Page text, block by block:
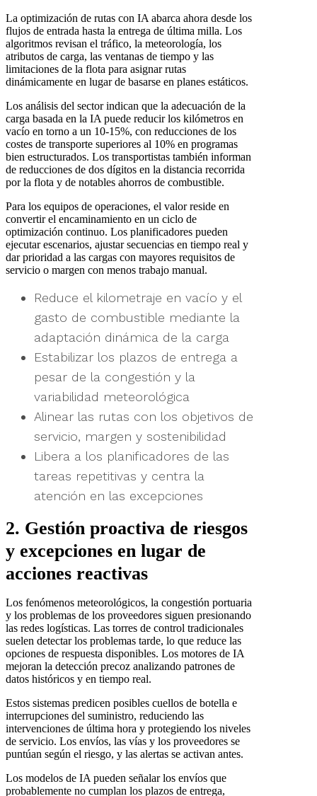
La optimización de rutas con IA abarca ahora desde los
flujos de entrada hasta la entrega de última milla. Los
algoritmos revisan el tráfico, la meteorología, los
atributos de carga, las ventanas de tiempo y las
limitaciones de la flota para asignar rutas
dinámicamente en lugar de basarse en planes estáticos.
Los análisis del sector indican que la adecuación de la
carga basada en la IA puede reducir los kilómetros en
vacío en torno a un 10-15%, con reducciones de los
costes de transporte superiores al 10% en programas
bien estructurados. Los transportistas también informan
de reducciones de dos dígitos en la distancia recorrida
por la flota y de notables ahorros de combustible.
Para los equipos de operaciones, el valor reside en
convertir el encaminamiento en un ciclo de
optimización continuo. Los planificadores pueden
ejecutar escenarios, ajustar secuencias en tiempo real y
dar prioridad a las cargas con mayores requisitos de
servicio o margen con menos trabajo manual.
Reduce el kilometraje en vacío y el
gasto de combustible mediante la
adaptación dinámica de la carga
Estabilizar los plazos de entrega a
pesar de la congestión y la
variabilidad meteorológica
Alinear las rutas con los objetivos de
servicio, margen y sostenibilidad
Libera a los planificadores de las
tareas repetitivas y centra la
atención en las excepciones
2. Gestión proactiva de riesgos
y excepciones en lugar de
acciones reactivas
Los fenómenos meteorológicos, la congestión portuaria
y los problemas de los proveedores siguen presionando
las redes logísticas. Las torres de control tradicionales
suelen detectar los problemas tarde, lo que reduce las
opciones de respuesta disponibles. Los motores de IA
mejoran la detección precoz analizando patrones de
datos históricos y en tiempo real.
Estos sistemas predicen posibles cuellos de botella e
interrupciones del suministro, reduciendo las
intervenciones de última hora y protegiendo los niveles
de servicio. Los envíos, las vías y los proveedores se
puntúan según el riesgo, y las alertas se activan antes.
Los modelos de IA pueden señalar los envíos que
probablemente no cumplan los plazos de entrega,